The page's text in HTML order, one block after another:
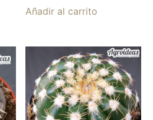
Añadir al carrito